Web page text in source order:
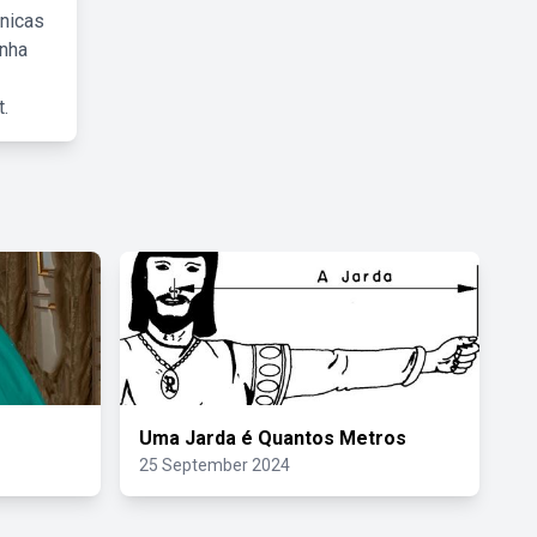
Uma Jarda é Quantos Metros
25 September 2024